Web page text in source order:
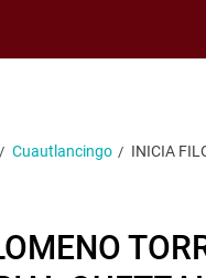
Cuautlancingo INICIA